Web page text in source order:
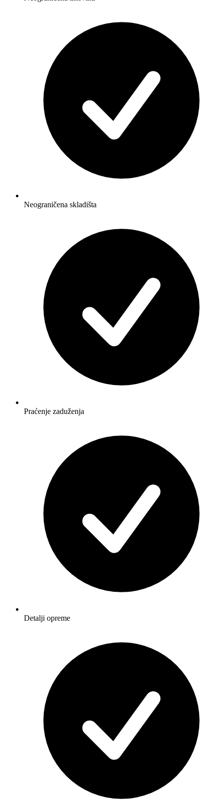
Neograničena skladišta
Praćenje zaduženja
Detalji opreme